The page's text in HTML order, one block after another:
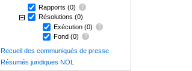
Rapports (0)
Résolutions (0)
Exécution (0)
Fond (0)
Recueil des communiqués de presse
Résumés juridiques NOL